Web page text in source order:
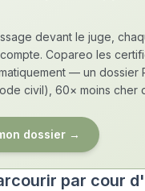
devant le juge,
Copareo les
— un dossier
civil), 60× moins cher
dossier →
par cour